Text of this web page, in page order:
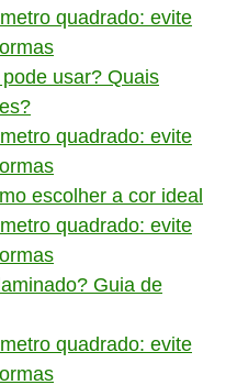
usar? Quais
escolher a cor ideal
Guia de